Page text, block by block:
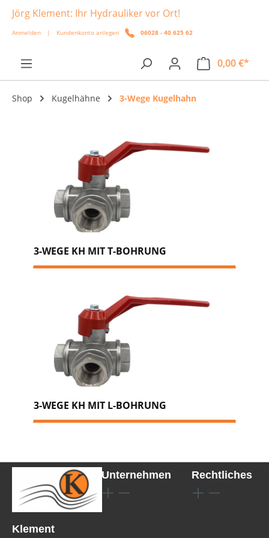
springen
Jörg Klement: Ihr Hydrauliker vor Ort!
Anmelden | Kundenkonto anlegen 06028 - 40 625 62
0,00 €*
Shop Kugelhähne 3-Wege Kugelhahn
3-WEGE KH MIT T-BOHRUNG
3-WEGE KH MIT L-BOHRUNG
Klement
Unternehmen Rechtliches